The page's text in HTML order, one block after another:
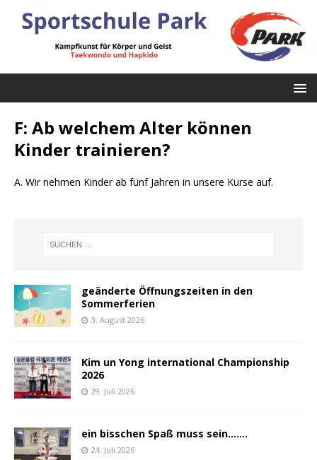
F: Ab welchem Alter können
Kinder trainieren?
A. Wir nehmen Kinder ab fünf Jahren in unsere Kurse auf.
geänderte Öffnungszeiten in den
Sommerferien
3. August 2026
Kim un Yong international Championship
2026
29. Juli 2026
ein bisschen Spaß muss sein…….
24. Juli 2026